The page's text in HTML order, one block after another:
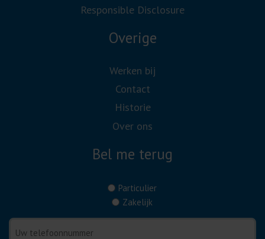
Responsible Disclosure
Overige
Werken bij
Contact
Historie
Over ons
Bel me terug
(Vereist)
Particulier
Zakelijk